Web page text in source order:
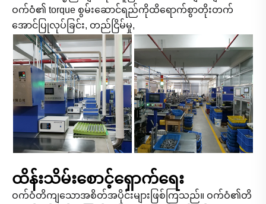
ဝက်ဝံ၏ torque စွမ်းဆောင်ရည်ကိုထိရောက်စွာတိုးတက်
အောင်ပြုလုပ်ခြင်း, တည်ငြိမ်မှု,
ထိန်းသိမ်းစောင့်ရှောက်ရေး
ဝက်ဝံတိကျသောအစိတ်အပိုင်းများဖြစ်ကြသည်။ ဝက်ဝံ၏တိ